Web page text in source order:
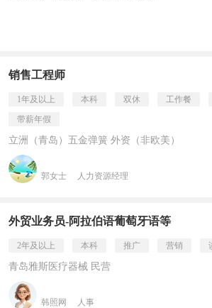
销售工程师
1年及以上 本科 双休 工作餐
带薪年假
立洲（青岛）五金弹簧 外资（非欧美）
郭女士 人力资源经理
外贸业务员-阿拉伯语葡萄牙语等
2年及以上 本科 推广 营销
青岛雅斯医疗器械 民营
韩照网 人事